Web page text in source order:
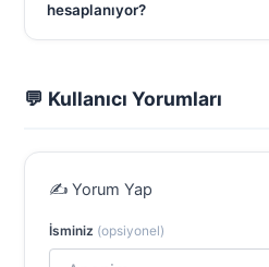
hesaplanıyor?
💬 Kullanıcı Yorumları
✍️ Yorum Yap
İsminiz (opsiyonel)